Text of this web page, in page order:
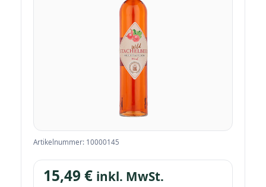
Artikelnummer: 10000145
15,49 € inkl. MwSt.